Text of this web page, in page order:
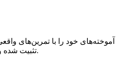
آموخته‌های خود را با تمرین‌های
تثبیت شده و دانش عملی‌تان عمیق‌تر شود.